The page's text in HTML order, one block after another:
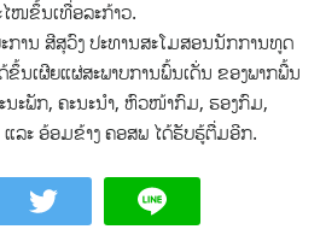
ໜຂຶ້ນເທື່ອລະກ້າວ.
ການ ສີສຸວົງ ປະທານສະໂມສອນນັກການທູດ
ຂຶ້ນເຜີຍແຜ່ສະພາບການພົ້ນເດັ່ນ ຂອງພາກພື້ນ
ະພັກ, ຄະນະນຳ, ຫົວໜ້າກົມ, ຮອງກົມ,
ລະ ອ້ອມຂ້າງ ຄອສພ ໄດ້ຮັບຮູ້ຕື່ມອີກ.